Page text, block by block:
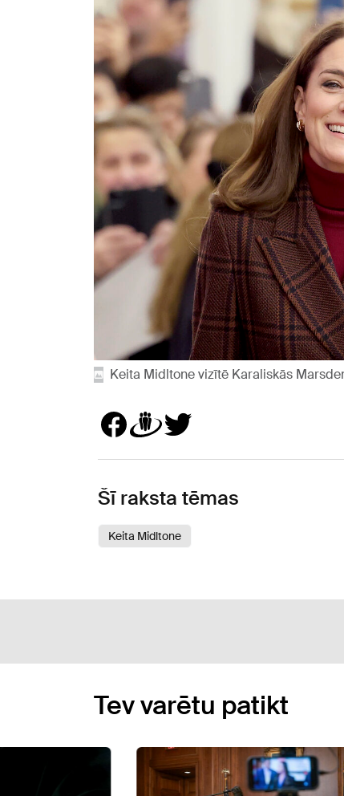
Keita Midltone vizītē Karaliskās
Šī raksta tēmas
Keita Midltone
Tev varētu patikt